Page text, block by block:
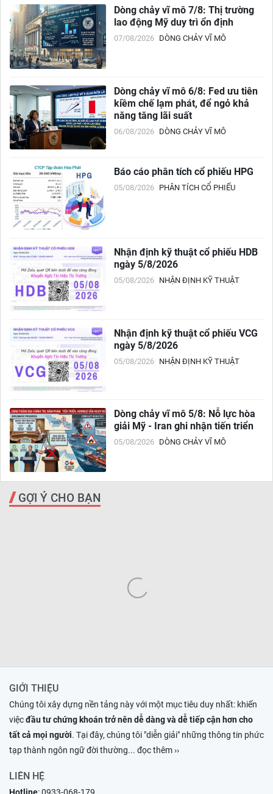
Dòng chảy vĩ mô 7/8: Thị trường
lao động Mỹ duy trì ổn định
07/08/2026 DÒNG CHẢY VĨ MÔ
Dòng chảy vĩ mô 6/8: Fed ưu tiên
kiềm chế lạm phát, để ngỏ khả
năng tăng lãi suất
06/08/2026 DÒNG CHẢY VĨ MÔ
Báo cáo phân tích cổ phiếu HPG
05/08/2026 PHÂN TÍCH CỔ PHIẾU
Nhận định kỹ thuật cổ phiếu HDB
ngày 5/8/2026
05/08/2026 NHẬN ĐỊNH KỸ THUẬT
Nhận định kỹ thuật cổ phiếu VCG
ngày 5/8/2026
05/08/2026 NHẬN ĐỊNH KỸ THUẬT
Dòng chảy vĩ mô 5/8: Nỗ lực hòa
giải Mỹ - Iran ghi nhận tiến triển
05/08/2026 DÒNG CHẢY VĨ MÔ
GỢI Ý CHO BẠN
GIỚI THIỆU
Chúng tôi xây dựng nền tảng này với một mục tiêu duy nhất: khiến
việcđầu tư chứng khoán trở nên dễ dàng và dễ tiếp cận hơn cho
tất cả mọi người. Tại đây, chúng tôi "diễn giải" những thông tin phức
tạp thành ngôn ngữ đời thường... đọc thêm ››
LIÊN HỆ